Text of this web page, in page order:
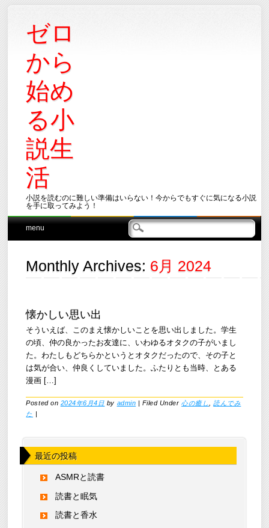
ゼロ
から
始め
る小
説生
活
小説を読むのに難しい準備はいらない！今からでもすぐに気になる小説
を手に取ってみよう！
Main menu
Skip
menu
Monthly Archives: 6月 2024
懐かしい思い出
そういえば、このまえ懐かしいことを思い出しました。学生
の頃、仲の良かったお友達に、いわゆるオタクの子がいまし
た。わたしもどちらかというとオタクだったので、その子と
は気が合い、仲良くしていました。ふたりとも当時、とある
漫画 […]
Posted on 2024年6月4日 by admin | Filed Under心の癒し ,読んでみ
た |
最近の投稿
ASMRと読書
読書と眠気
読書と香水